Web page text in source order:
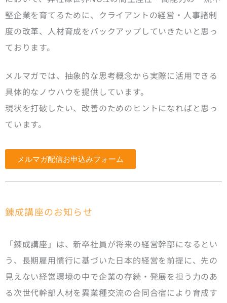
堅企業を育てるために、クライアントの経営・人事諸制
度の改革、人材育成をバックアップしていきたいと思っ
ております。
メルマガでは、抽象的な思考概念から実際に活用できる
具体的なノウハウを提供しています。
現状を打破したい、改善のためのヒントになればと思っ
ています。
メルマガ配信お申込みフォーム
錬成講座のお知らせ
「錬成講座」は、新卒社員が将来の経営幹部になるとい
う、長期雇用慣行に基づいた日本的経営を前提に、先の
見えない経営環境の中で企業の存続・発展を担う力のあ
る次世代幹部人材を異業種交流の合同合宿により育成す